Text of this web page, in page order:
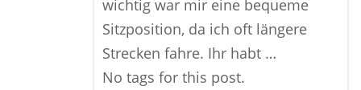
wichtig war mir eine bequeme
Sitzposition, da ich oft längere
Strecken fahre. Ihr habt …
No tags for this post.